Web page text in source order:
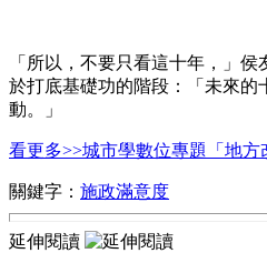
「所以，不要只看這十年，」
於打底基礎功的階段：「未來的
動。」
看更多>>城市學數位專題「地方
關鍵字： 施政滿意度
延伸閱讀